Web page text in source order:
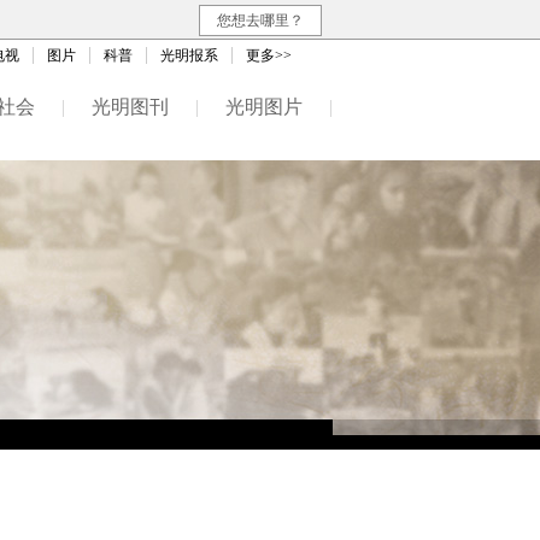
您想去哪里？
视 图片 科普 光明报系 更多>>
会 | 光明图刊 | 光明图片 |